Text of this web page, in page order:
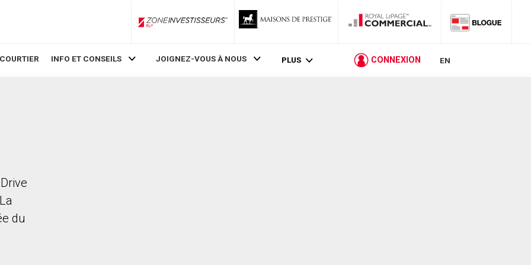
ZoneInvestisseurs RLP
INFO ET CONSEILS JOIGNEZ-VOUS À NOUS PLUS CONNEXION EN
du